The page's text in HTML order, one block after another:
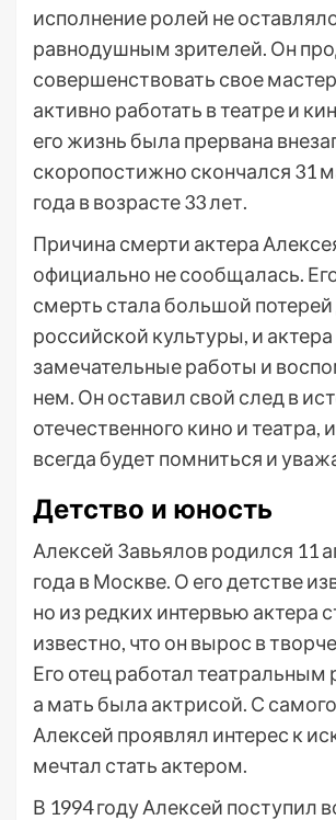
исполнение ролей не
равнодушным зрителей. Он
совершенствовать свое
активно работать в театре и
его жизнь была прервана
скоропостижно скончался 31
года в возрасте 33 лет.
Причина смерти актера
официально не сообщалась.
смерть стала большой потерей
российской культуры, и
замечательные работы и
нем. Он оставил свой след в
отечественного кино и театра,
всегда будет помниться и
Детство и юность
Алексей Завьялов родился 11
года в Москве. О его детстве
но из редких интервью актера
известно, что он вырос в
Его отец работал
а мать была актрисой. С
Алексей проявлял интерес к
мечтал стать актером.
В 1994 году Алексей поступил